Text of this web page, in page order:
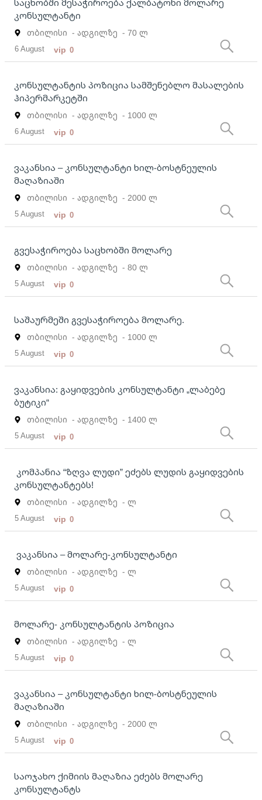
საცხობში მესაჭიროება ქალბატონი მოლარე
კონსულტანტი
თბილისი - ადგილზე - 70 ლ
6 August vip 0
კონსულტანტის პოზიცია სამშენებლო მასალების
ჰიპერმარკეტში
თბილისი - ადგილზე - 1000 ლ
6 August vip 0
ვაკანსია – კონსულტანტი ხილ-ბოსტნეულის
მაღაზიაში
თბილისი - ადგილზე - 2000 ლ
5 August vip 0
გვესაჭიროება საცხობში მოლარე
თბილისი - ადგილზე - 80 ლ
5 August vip 0
საშაურმეში გვესაჭიროება მოლარე.
თბილისი - ადგილზე - 1000 ლ
5 August vip 0
ვაკანსია: გაყიდვების კონსულტანტი „ლაბებე
ბუტიკი“
თბილისი - ადგილზე - 1400 ლ
5 August vip 0
კომპანია “ზღვა ლუდი” ეძებს ლუდის გაყიდვების
კონსულტანტებს!
თბილისი - ადგილზე - ლ
5 August vip 0
ვაკანსია – მოლარე-კონსულტანტი
თბილისი - ადგილზე - ლ
5 August vip 0
მოლარე- კონსულტანტის პოზიცია
თბილისი - ადგილზე - ლ
5 August vip 0
ვაკანსია – კონსულტანტი ხილ-ბოსტნეულის
მაღაზიაში
თბილისი - ადგილზე - 2000 ლ
5 August vip 0
საოჯახო ქიმიის მაღაზია ეძებს მოლარე
კონსულტანტს